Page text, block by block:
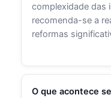
complexidade das
recomenda-se a
reformas
O que acontece